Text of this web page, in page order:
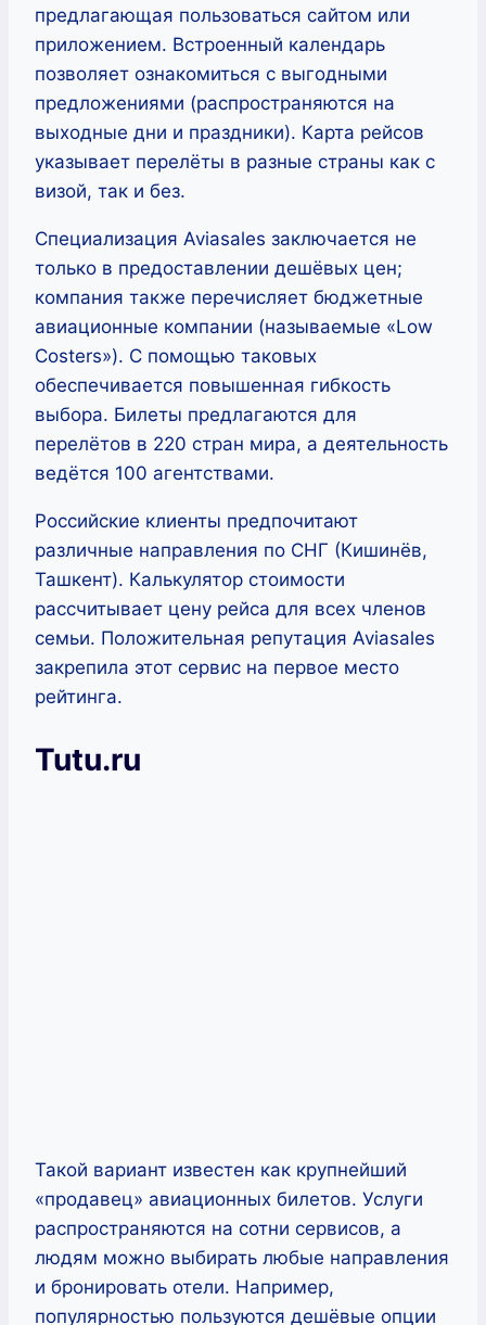
предлагающая пользоваться сайтом или
приложением. Встроенный календарь
позволяет ознакомиться с выгодными
предложениями (распространяются на
выходные дни и праздники). Карта рейсов
указывает перелёты в разные страны как с
визой, так и без.
Специализация Aviasales заключается не
только в предоставлении дешёвых цен;
компания также перечисляет бюджетные
авиационные компании (называемые «Low
Costers»). С помощью таковых
обеспечивается повышенная гибкость
выбора. Билеты предлагаются для
перелётов в 220 стран мира, а деятельность
ведётся 100 агентствами.
Российские клиенты предпочитают
различные направления по СНГ (Кишинёв,
Ташкент). Калькулятор стоимости
рассчитывает цену рейса для всех членов
семьи. Положительная репутация Aviasales
закрепила этот сервис на первое место
рейтинга.
Tutu.ru
Такой вариант известен как крупнейший
«продавец» авиационных билетов. Услуги
распространяются на сотни сервисов, а
людям можно выбирать любые направления
и бронировать отели. Например,
популярностью пользуются дешёвые опции